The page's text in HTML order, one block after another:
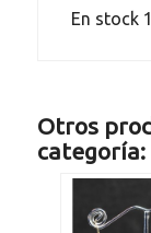
En stock
Otros
categoría: